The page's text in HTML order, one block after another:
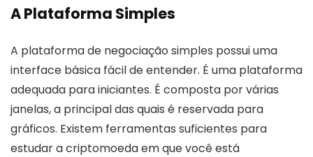
A Plataforma Simples
A plataforma de negociação simples possui uma
interface básica fácil de entender. É uma plataforma
adequada para iniciantes. É composta por várias
janelas, a principal das quais é reservada para
gráficos. Existem ferramentas suficientes para
estudar a criptomoeda em que você está